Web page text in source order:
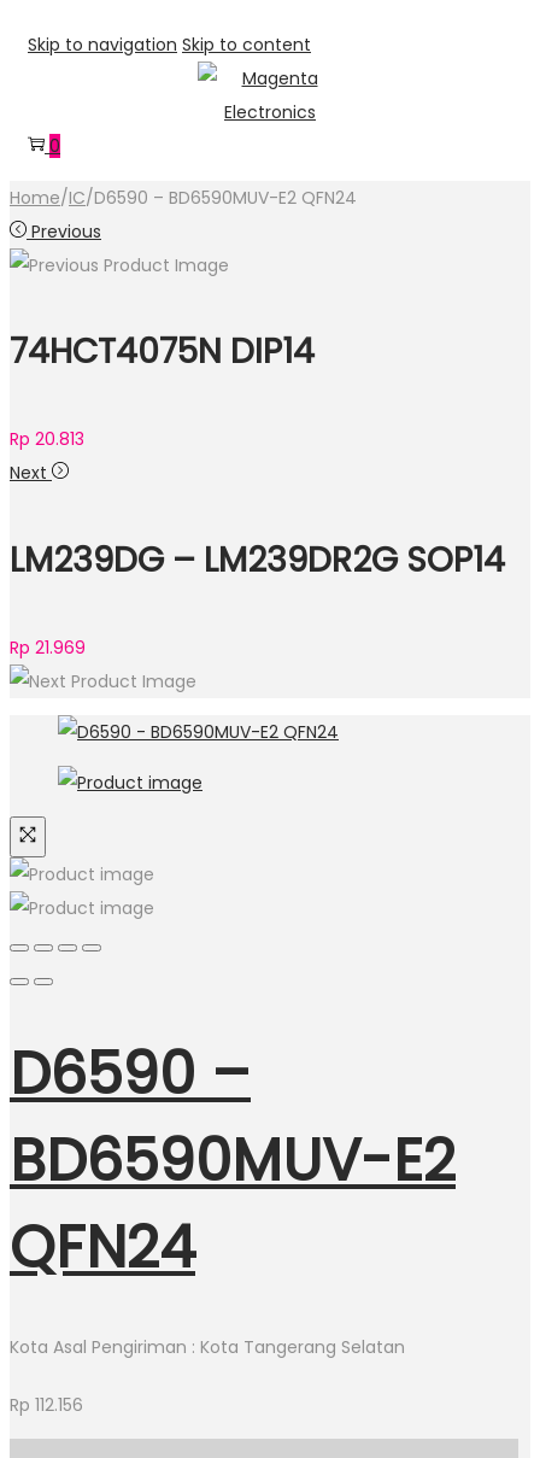
Skip to navigation Skip to content
0
Home/IC/D6590 – BD6590MUV-E2 QFN24
Previous
74HCT4075N DIP14
Rp 20.813
Next
LM239DG – LM239DR2G SOP14
Rp 21.969
D6590 –
BD6590MUV-E2
QFN24
Kota Asal Pengiriman : Kota Tangerang Selatan
Rp 112.156